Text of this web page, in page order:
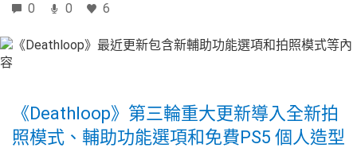
0 0 6
《Deathloop》第三輪重大更新導入全新拍
照模式、輔助功能選項和免費PS5 個人造型